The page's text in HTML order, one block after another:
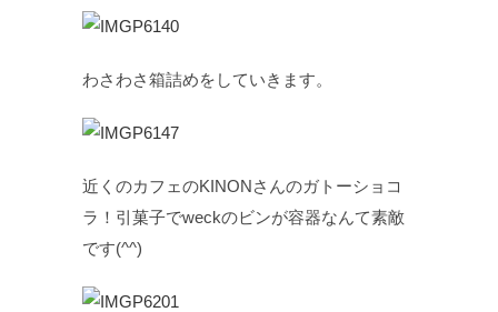
わさわさ箱詰めをしていきます。
近くのカフェのKINONさんのガトーショコ
ラ！引菓子でweckのビンが容器なんて素敵
です(^^)